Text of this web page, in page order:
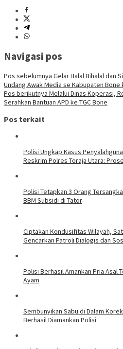
Navigasi pos
Pos sebelumnya Gelar Halal Bihalal dan
Undang Awak Media se Kabupaten Bone
Pos berikutnya Melalui Dinas Koperasi,
Serahkan Bantuan APD ke TGC Bone
Pos terkait
Polisi Ungkap Kasus
Reskrim Polres Toraja Utara:
Polisi Tetapkan 3 Orang
BBM Subsidi di Tator
Ciptakan Kondusifitas Wilayah,
Gencarkan Patroli Dialogis dan
Polisi Berhasil Amankan Pria Asal
Ayam
Sembunyikan Sabu di Dalam
Berhasil Diamankan Polisi